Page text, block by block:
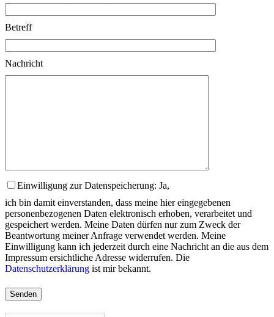
Betreff
Nachricht
Einwilligung zur Datenspeicherung: Ja,
ich bin damit einverstanden, dass meine hier eingegebenen
personenbezogenen Daten elektronisch erhoben, verarbeitet und
gespeichert werden. Meine Daten dürfen nur zum Zweck der
Beantwortung meiner Anfrage verwendet werden. Meine
Einwilligung kann ich jederzeit durch eine Nachricht an die aus dem
Impressum ersichtliche Adresse widerrufen. Die
Datenschutzerklärung ist mir bekannt.
Please
leave